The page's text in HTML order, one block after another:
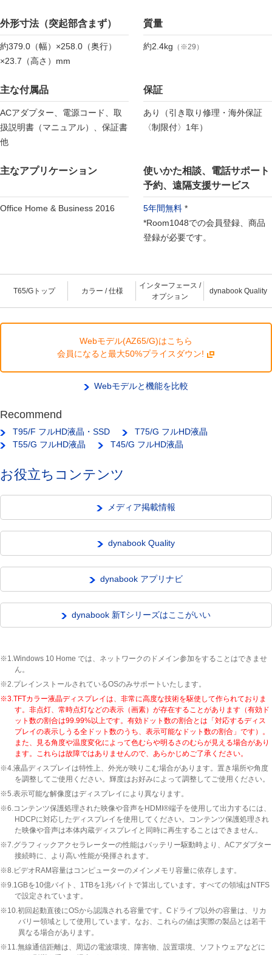
外形寸法（突起部含まず）
約379.0（幅）×258.0（奥行）
×23.7（高さ）mm
質量
約2.4kg （※29）
主な付属品
ACアダプター、電源コード、取
扱説明書（マニュアル）、保証書
他
保証
あり（引き取り修理・海外保証
〈制限付〉1年）
主なアプリケーション
Office Home & Business 2016
使いかた相談、電話サポート
予約、遠隔支援サービス
5年間無料 *
*Room1048での会員登録、商品
登録が必要です。
T65/Gトップ カラー / 仕様
インターフェース /
オプション
dynabook Quality
Webモデル(AZ65/G)はこちら
会員になると最大50%プライスダウン!
Webモデルと機能を比較
Recommend
T95/F フルHD液晶・SSD
T75/G フルHD液晶
T55/G フルHD液晶
T45/G フルHD液晶
お役立ちコンテンツ
メディア掲載情報
dynabook Quality
dynabook アプリナビ
dynabook 新Tシリーズはここがいい
※1.Windows 10 Home では、ネットワークのドメイン参加をすることはできませ
ん。
※2.プレインストールされているOSのみサポートいたします。
※3.TFTカラー液晶ディスプレイは、非常に高度な技術を駆使して作られておりま
す。非点灯、常時点灯などの表示（画素）が存在することがあります（有効ド
ット数の割合は99.99%以上です。有効ドット数の割合とは「対応するディス
プレイの表示しうる全ドット数のうち、表示可能なドット数の割合」です）。
また、見る角度や温度変化によって色むらや明るさのむらが見える場合があり
ます。これらは故障ではありませんので、あらかじめご了承ください。
※4.液晶ディスプレイは特性上、外光が映りこむ場合があります。置き場所や角度
を調整してご使用ください。輝度はお好みによって調整してご使用ください。
※5.表示可能な解像度はディスプレイにより異なります。
※6.コンテンツ保護処理された映像や音声をHDMI®端子を使用して出力するには、
HDCPに対応したディスプレイを使用してください。コンテンツ保護処理され
た映像や音声は本体内蔵ディスプレイと同時に再生することはできません。
※7.グラフィックアクセラレーターの性能はバッテリー駆動時より、ACアダプター
接続時に、より高い性能が発揮されます。
※8.ビデオRAM容量はコンピューターのメインメモリ容量に依存します。
※9.1GBを10億バイト、1TBを1兆バイトで算出しています。すべての領域はNTFS
で設定されています。
※10.初回起動直後にOSから認識される容量です。Cドライブ以外の容量は、リカ
バリー領域として使用しています。なお、これらの値は実際の製品とは若干
異なる場合があります。
※11.無線通信距離は、周辺の電波環境、障害物、設置環境、ソフトウェアなどに